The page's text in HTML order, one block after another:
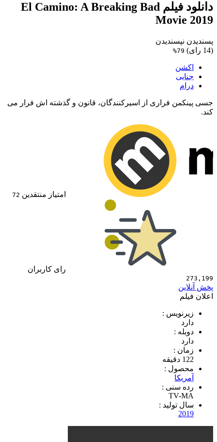
دانلود فیلم El Camino: A Breaking Bad
Movie 2019
پسندیدن نپسندیدن
(14 رای)
79%
اکشن
جنایی
درام
جسی پینکمن فراری از اسیرکنندگان، قانون و گذشته اش فرار می
کند.
امتیاز منتقدین 72
رای کاربران
273,199
پخش آنلاین
اعلان فیلم
زیرنویس :
دارد
دوبله :
دارد
زمان :
122 دقیقه
محصول :
آمریکا
رده سنی :
TV-MA
سال تولید :
2019